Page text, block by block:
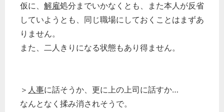
仮に、 解雇処分までいかなくとも、また本人が反省
していようとも、同じ職場にしておくことはまずあ
りません。
また、二人きりになる状態もあり得ません。
＞ 人事に話そうか、更に上の上司に話すか…
なんとなく揉み消されそうで。